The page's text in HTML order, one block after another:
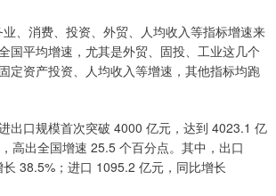
、消费、投资、外贸、人均收入等指标增速来
国平均增速，尤其是外贸、固投、工业这几个
定资产投资、人均收入等增速，其他指标均跑
出口规模首次突破 4000 亿元，达到 4023.1 亿
高出全国增速 25.5 个百分点。其中，出口
38.5%；进口 1095.2 亿元，同比增长